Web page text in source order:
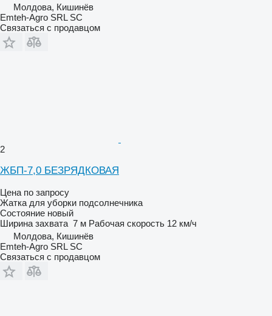
Молдова, Кишинёв
Emteh-Agro SRL SC
Связаться с продавцом
2
ЖБП-7,0 БЕЗРЯДКОВАЯ
Цена по запросу
Жатка для уборки подсолнечника
Состояние новый
Ширина захвата 7 м Рабочая скорость 12 км/ч
Молдова, Кишинёв
Emteh-Agro SRL SC
Связаться с продавцом